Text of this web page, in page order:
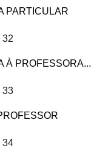
PARTICULAR
32
À PROFESSORA...
33
34